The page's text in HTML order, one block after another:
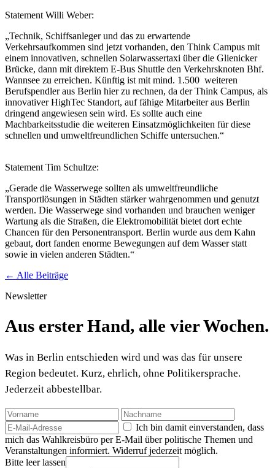
Statement Willi Weber:
„Technik, Schiffsanleger und das zu erwartende
Verkehrsaufkommen sind jetzt vorhanden, den Think Campus mit
einem innovativen, schnellen Solarwassertaxi über die Glienicker
Brücke, dann mit direktem E-Bus Shuttle den Verkehrsknoten Bhf.
Wannsee zu erreichen. Künftig ist mit mind. 1.500 weiteren
Berufspendler aus Berlin hier zu rechnen, da der Think Campus, als
innovativer HighTec Standort, auf fähige Mitarbeiter aus Berlin
dringend angewiesen sein wird. Es sollte auch eine
Machbarkeitsstudie die weiteren Einsatzmöglichkeiten für diese
schnellen und umweltfreundlichen Schiffe untersuchen.“
Statement Tim Schultze:
„Gerade die Wasserwege sollten als umweltfreundliche
Transportlösungen in Städten stärker wahrgenommen und genutzt
werden. Die Wasserwege sind vorhanden und brauchen weniger
Wartung als die Straßen, die Elektromobilität bietet dort echte
Chancen für den Personentransport. Berlin wurde aus dem Kahn
gebaut, dort fanden enorme Bewegungen auf dem Wasser statt
sowie in vielen anderen Städten.“
← Alle Beiträge
Newsletter
Aus erster Hand, alle vier Wochen.
Was in Berlin entschieden wird und was das für unsere
Region bedeutet. Kurz, ehrlich, ohne Politikersprache.
Jederzeit abbestellbar.
Ich bin damit einverstanden, dass
mich das Wahlkreisbüro per E-Mail über politische Themen und
Veranstaltungen informiert. Widerruf jederzeit möglich.
Bitte leer lassen